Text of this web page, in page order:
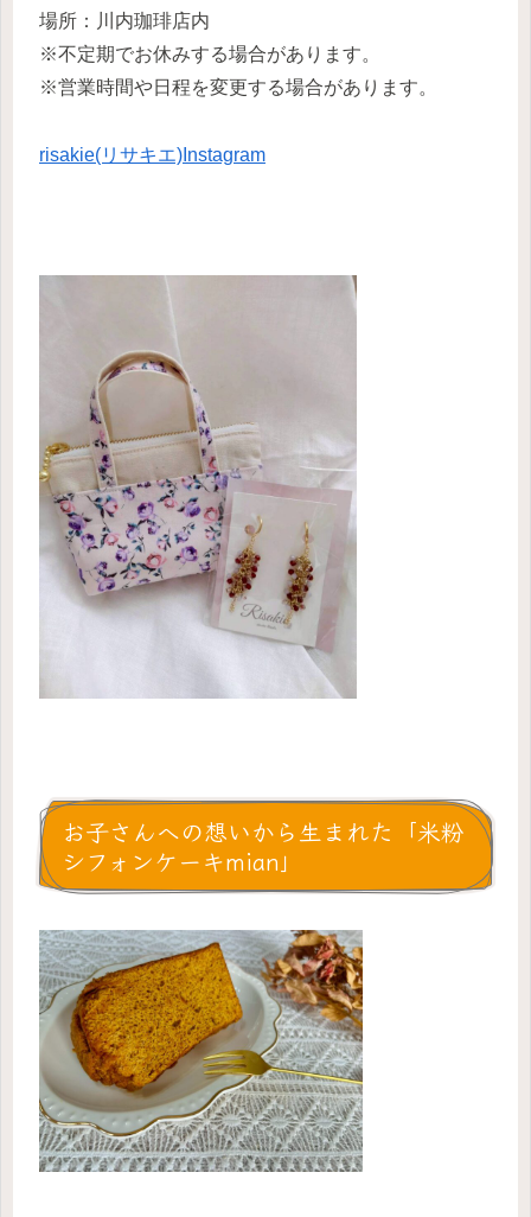
場所：川内珈琲店内
※不定期でお休みする場合があります。
※営業時間や日程を変更する場合があります。
risakie(リサキエ)Instagram
お子さんへの想いから生まれた「米粉
シフォンケーキmian」